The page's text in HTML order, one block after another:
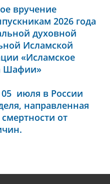
вручение
2026 года
духовной
Исламской
«Исламское
Шафии»
июля в России
направленная
от